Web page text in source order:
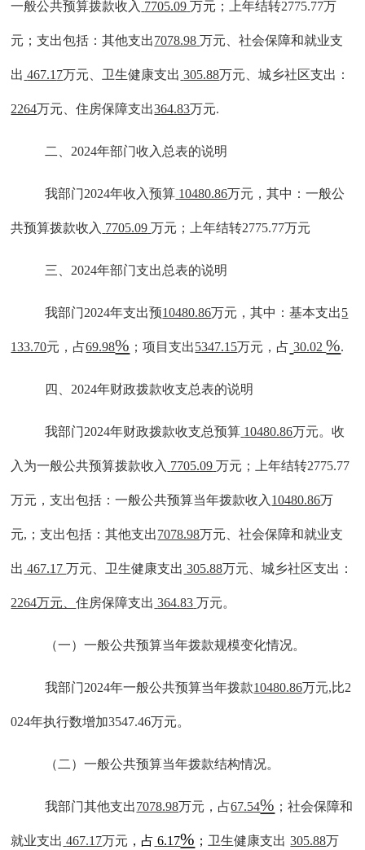
一般公共预算拨款收入 7705.09 万元； 上年结转2775.77万
元；支出包括：其他支出7078.98 万元、社会保障和就业支
出 467.1 7万元、卫生健康支出 305.88万元、城乡社区支出：
2264万元、住房保障支出364.83万元.
二、 2024年部门收入总表的说明
我部门2024年收入预算 10480.86万元，其中：一般公
共预算拨款收入 7705.09 万元； 上年结转2775.77万元
三、 2024年部门支出总表的说明
我部门2024年支出预10480.86万元，其中：基本支出5
133.70元，占69.98% ；项目支出5347.15万元，占 30.02%.
四、 2024年财政拨款收支总表的说明
我部门2024年财政拨款收支总预算 10480.86万元。收
入为一般公共预算拨款收入 7705.09 万元； 上年结转2775.77
万元 ，支出包括：一般公共预算当年拨款收入 10480.86万
元,；支出包括：其他支出7078.98万元、社会保障和就业支
出 467.1 7万元、卫生健康支出 305.88万元、城乡社区支出：
2264万元、住房保障支出 364.83 万元。
（一）一般公共预算当年拨款规模变化情况。
我部门2024年一般公共预算当年拨款10480.86万元,比2
024年执行数增加3547.46万元。
（二）一般公共预算当年拨款结构情况。
我部门其他支出7078.98万元，占67.54% ；社会保障和
就业支出 467.17万元 ，占 6.17% ； 卫生健康支出 305.88万